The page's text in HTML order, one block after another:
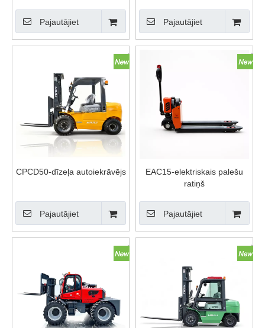
Pajautājiet Pajautājiet
CPCD50-dīzeļa autoiekrāvējs
Pajautājiet
EAC15-elektriskais palešu
ratiņš
Pajautājiet